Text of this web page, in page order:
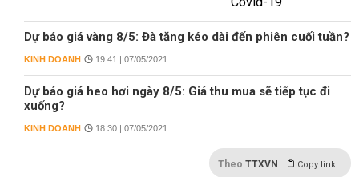
Dự báo giá vàng 8/5: Đà tăng kéo dài đến phiên cuối tuần?
KINH DOANH 19:41 | 07/05/2021
Dự báo giá heo hơi ngày 8/5: Giá thu mua sẽ tiếp tục đi
xuống?
KINH DOANH 18:30 | 07/05/2021
Theo TTXVN Copy link